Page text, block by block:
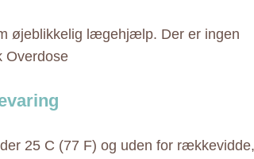
øjeblikkelig lægehjælp. Der er ingen
Overdose
25 C (77 F) og uden for